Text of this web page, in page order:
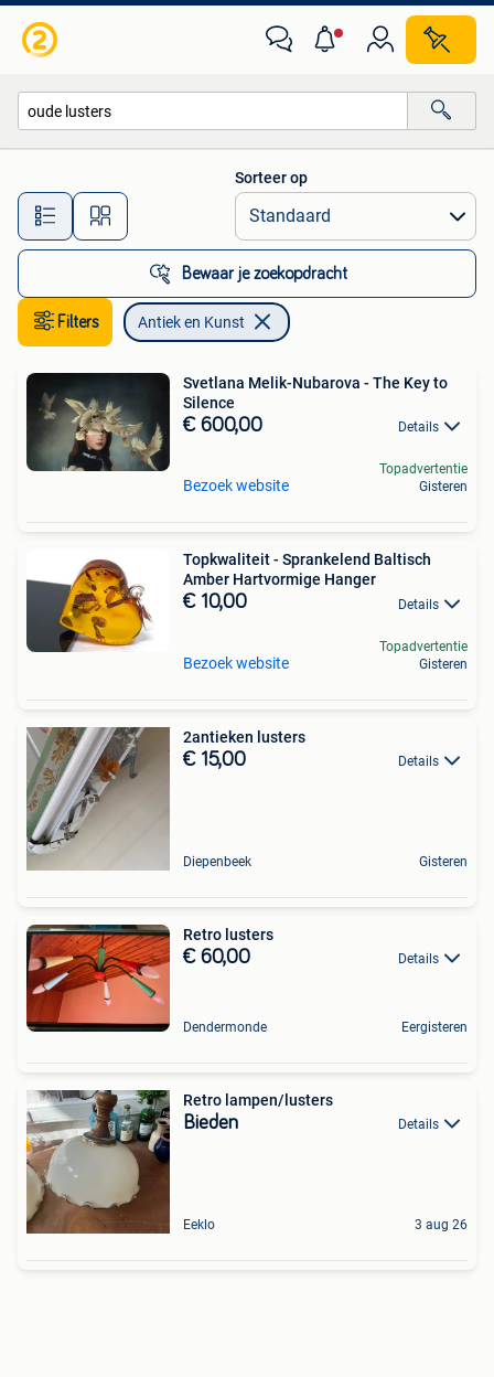
Alle afstanden…
Sorteer op
Bewaar je zoekopdracht
Filters Antiek en Kunst
Svetlana Melik-Nubarova - The Key to
Silence
€ 600,00 Details
Bezoek website
Topadvertentie
Gisteren
Topkwaliteit - Sprankelend Baltisch
Amber Hartvormige Hanger
€ 10,00 Details
Bezoek website
Topadvertentie
Gisteren
2antieken lusters
€ 15,00 Details
Diepenbeek Gisteren
Retro lusters
€ 60,00 Details
Dendermonde Eergisteren
Retro lampen/lusters
Bieden Details
Eeklo 3 aug 26